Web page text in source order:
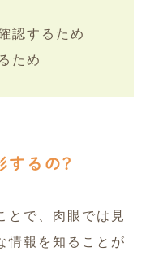
認するため
ため
するの?
とで、肉眼では見
情報を知ることが